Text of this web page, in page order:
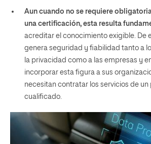
Aun cuando no se requiere
una certificación, esta resulta
acreditar el conocimiento exigible. De
genera seguridad y fiabilidad tanto a
la privacidad como a las empresas y
incorporar esta figura a sus
necesitan contratar los servicios de un
cualificado.